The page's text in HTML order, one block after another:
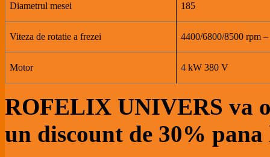
Diametrul mesei 185
Viteza de rotatie a frezei 4400/6800/8500 rpm
Motor 4 kW 380 V
ROFELIX UNIVERS va
un discount de 30% pana